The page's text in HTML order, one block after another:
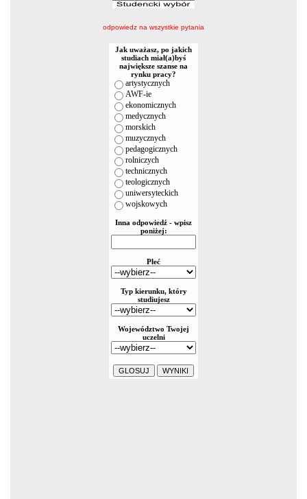
odpowiedz na wszystkie pytania